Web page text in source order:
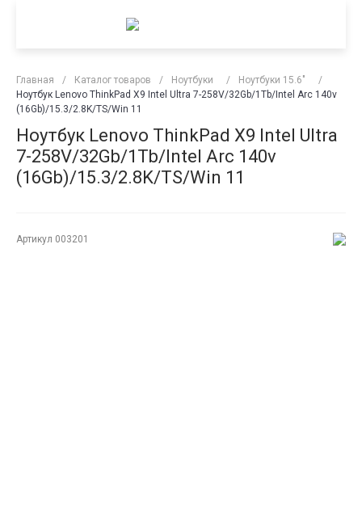
Главная / Каталог товаров / Ноутбуки / Ноутбуки 15.6"
/
Ноутбук Lenovo ThinkPad X9 Intel Ultra 7-258V/32Gb/1Tb/Intel Arc 140v
(16Gb)/15.3/2.8K/TS/Win 11
Ноутбук Lenovo ThinkPad X9 Intel Ultra
7-258V/32Gb/1Tb/Intel Arc 140v
(16Gb)/15.3/2.8K/TS/Win 11
Артикул 003201